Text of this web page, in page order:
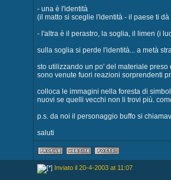
- una è l'identità
(il matto si sceglie l'identità - il paese ti dà
- l'altra è il perastro, la soglia, il limen (i
sulla soglia si perde l'identità... a metà
sto utilizzando un po' del materiale
sono venute fuori reazioni sorprendenti
colloca le immagini nella foresta di
nuovi se quelli vecchi non li trovi più.
p.s. da noi il personaggio buffo si
saluti
Inviato il 20-4-2003 at 11:07